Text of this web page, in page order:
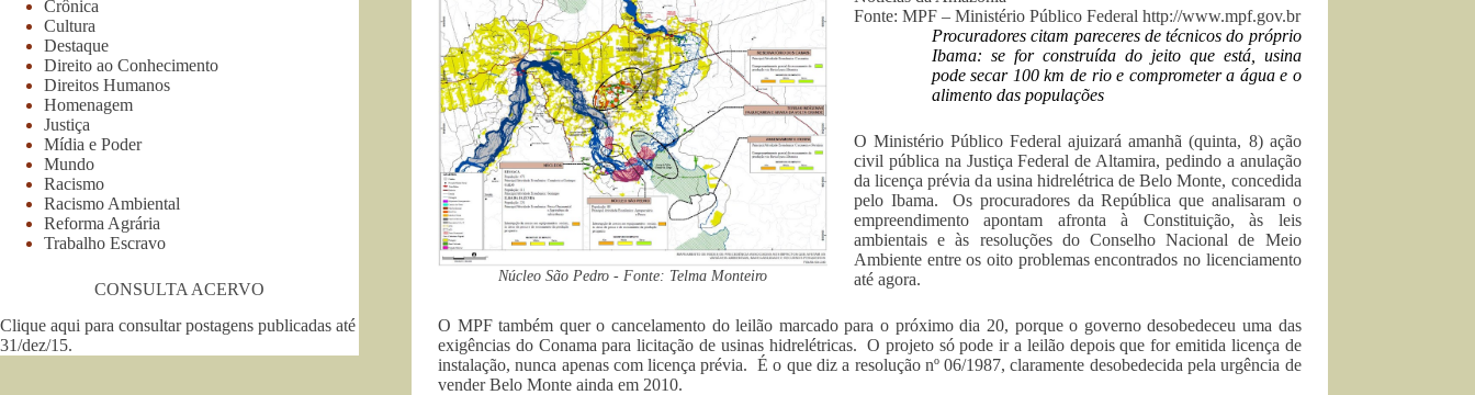
Núcleo São Pedro - Fonte: Telma Monteiro
Fonte: MPF – Ministério Público Federal http://www.mpf.gov.br
Procuradores citam pareceres de técnicos do próprio
Ibama: se for construída do jeito que está, usina
pode secar 100 km de rio e comprometer a água e o
alimento das populações
O Ministério Público Federal ajuizará amanhã (quinta, 8) ação
civil pública na Justiça Federal de Altamira, pedindo a anulação
da licença prévia da usina hidrelétrica de Belo Monte, concedida
pelo Ibama. Os procuradores da República que analisaram o
empreendimento apontam afronta à Constituição, às leis
ambientais e às resoluções do Conselho Nacional de Meio
Ambiente entre os oito problemas encontrados no licenciamento
até agora.
O MPF também quer o cancelamento do leilão marcado para o próximo dia 20, porque o governo desobedeceu uma das
exigências do Conama para licitação de usinas hidrelétricas. O projeto só pode ir a leilão depois que for emitida licença de
instalação, nunca apenas com licença prévia. É o que diz a resolução nº 06/1987, claramente desobedecida pela urgência de
vender Belo Monte ainda em 2010.
Crônica
Cultura
Destaque
Direito ao Conhecimento
Direitos Humanos
Homenagem
Justiça
Mídia e Poder
Mundo
Racismo
Racismo Ambiental
Reforma Agrária
Trabalho Escravo
CONSULTA ACERVO
Clique aqui para consultar postagens publicadas até
31/dez/15.